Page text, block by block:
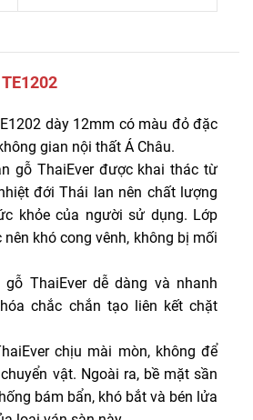
dày 12mm có màu đỏ đặc
gian nội thất Á Châu.
gỗ ThaiEver được khai thác từ
đới Thái lan nên chất lượng
khỏe của người sử dụng. Lớp
khó cong vênh, không bị mối
ThaiEver dễ dàng và nhanh
chắc chắn tạo liên kết chặt
chịu mài mòn, không để
vật. Ngoài ra, bề mặt sần
bám bẩn, khó bắt và bén lửa